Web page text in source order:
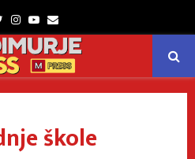
TwitterInstagram
Youtube
Email
škole